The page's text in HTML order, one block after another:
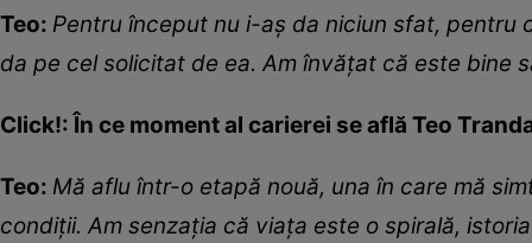
Teo: Pentru început nu i-aș da niciun sfat, pentru
da pe cel solicitat de ea. Am învățat că este bine s
Click!: În ce moment al carierei se află Teo
Teo: Mă aflu într-o etapă nouă, una în care mă
condiții. Am senzația că viața este o spirală,